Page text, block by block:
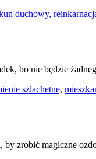
duchowy,
bo nie będzie
szlachetne,
zrobić magiczne